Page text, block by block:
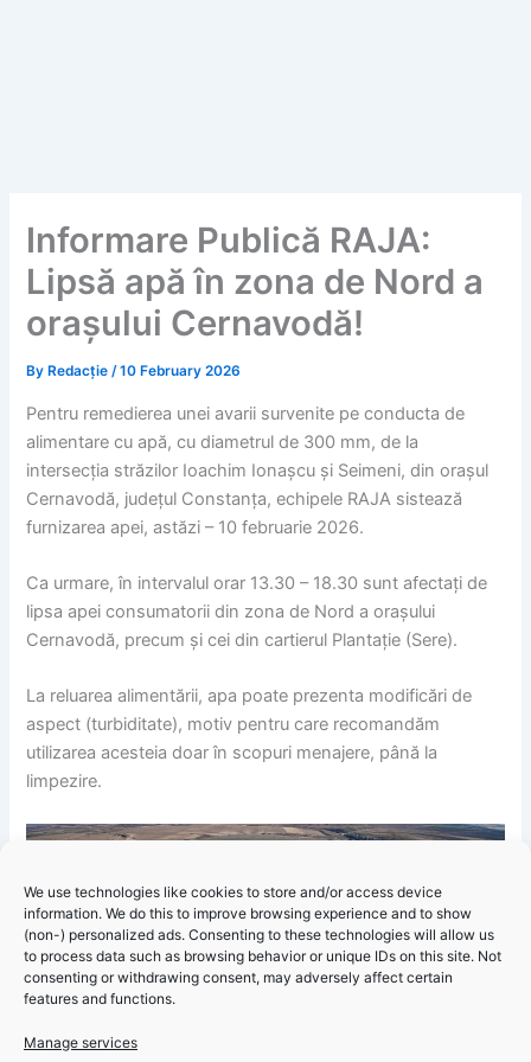
We use technologies like cookies to store and/or access device
information. We do this to improve browsing experience and to show
(non-) personalized ads. Consenting to these technologies will allow us
to process data such as browsing behavior or unique IDs on this site. Not
consenting or withdrawing consent, may adversely affect certain
features and functions.
Manage services
Informare Publică RAJA:
Lipsă apă în zona de Nord a
orașului Cernavodă!
By Redacție/10 February 2026
Pentru remedierea unei avarii survenite pe conducta de
alimentare cu apă, cu diametrul de 300 mm, de la
intersecția străzilor Ioachim Ionașcu și Seimeni, din orașul
Cernavodă, județul Constanța, echipele RAJA sistează
furnizarea apei, astăzi – 10 februarie 2026.
Ca urmare, în intervalul orar 13.30 – 18.30 sunt afectați de
lipsa apei consumatorii din zona de Nord a orașului
Cernavodă, precum și cei din cartierul Plantație (Sere).
La reluarea alimentării, apa poate prezenta modificări de
aspect (turbiditate), motiv pentru care recomandăm
utilizarea acesteia doar în scopuri menajere, până la
limpezire.
Ne cerem scuze abonaților afectați, pe care îi asigurăm că
echipele de intervenție fac tot posibilul pentru finalizarea
lucrărilor și reluarea furnizării apei potabile în cel mai scurt